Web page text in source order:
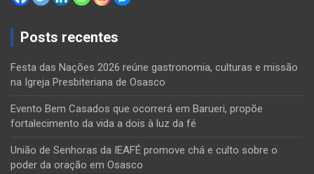
Posts recentes
Festa das Nações 2026 reúne gastronomia, culturas e missão
na Igreja Presbiteriana de Osasco
Evento Bem Casados que ocorrerá em Barueri, propõe
fortalecimento da vida a dois à luz da fé
União de Senhoras da IEAFÉ promove chá e culto sobre o
poder da oração em Osasco